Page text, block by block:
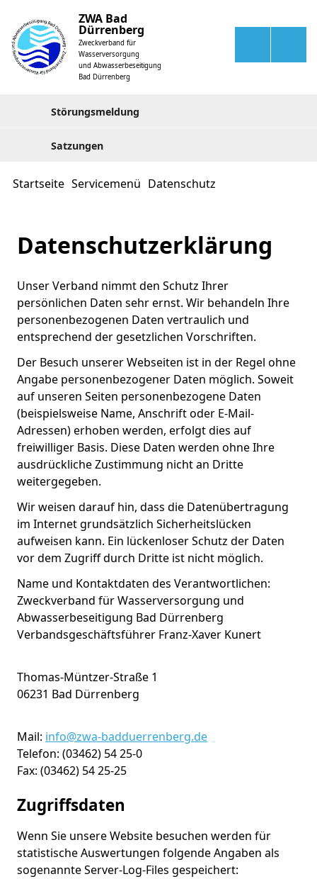
ZWA Bad
Dürrenberg
Zweckverband für
Wasserversorgung
und Abwasserbeseitigung
Bad Dürrenberg
Störungsmeldung
Satzungen
Startseite Servicemenü Datenschutz
Datenschutzerklärung
Unser Verband nimmt den Schutz Ihrer
persönlichen Daten sehr ernst. Wir behandeln Ihre
personenbezogenen Daten vertraulich und
entsprechend der gesetzlichen Vorschriften.
Der Besuch unserer Webseiten ist in der Regel ohne
Angabe personenbezogener Daten möglich. Soweit
auf unseren Seiten personenbezogene Daten
(beispielsweise Name, Anschrift oder E-Mail-
Adressen) erhoben werden, erfolgt dies auf
freiwilliger Basis. Diese Daten werden ohne Ihre
ausdrückliche Zustimmung nicht an Dritte
weitergegeben.
Wir weisen darauf hin, dass die Datenübertragung
im Internet grundsätzlich Sicherheitslücken
aufweisen kann. Ein lückenloser Schutz der Daten
vor dem Zugriff durch Dritte ist nicht möglich.
Name und Kontaktdaten des Verantwortlichen:
Zweckverband für Wasserversorgung und
Abwasserbeseitigung Bad Dürrenberg
Verbandsgeschäftsführer Franz-Xaver Kunert
Thomas-Müntzer-Straße 1
06231 Bad Dürrenberg
Mail: info@zwa-badduerrenberg.de
Telefon: (03462) 54 25-0
Fax: (03462) 54 25-25
Zugriffsdaten
Wenn Sie unsere Website besuchen werden für
statistische Auswertungen folgende Angaben als
sogenannte Server-Log-Files gespeichert: